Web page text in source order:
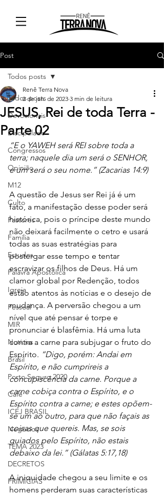
Post
Todos posts
Devocionais
Discipulado
Congressos
Opinião
M12
Culto
Pastores
Família
Estudos
Palavra Apostólica
Igreja
Pessoal
MIR
Notícias
Brasil
Porto Seguro 2020
Café
ICEJ BRASIL
Negócios
TEMA 2023
DECRETOS
PRIMÍCIAS
Todos posts
JESUS, Rei de toda Terra -
Parte 02
Renê Terra Nova
2 de jan. de 2023 3 min de leitura
“E o YAWEH será REI sobre toda a
terra; naquele dia um será o SENHOR,
e um será o seu nome.” (Zacarias 14:9)
A questão de Jesus ser Rei já é um
fato, a manifestação desse poder será
histórica, pois o príncipe deste mundo
não deixará facilmente o cetro e usará
todas as suas estratégias para
postergar esse tempo e tentar
escravizar os filhos de Deus. Há um
clamor global por Redenção, todos
estão atentos às notícias e o desejo de
mudança. A perversão chegou a um
nível que até pensar é torpe e
pronunciar é blasfêmia. Há uma luta
contra a carne para subjugar o fruto do
Espírito. “Digo, porém: Andai em
Espírito, e não cumprireis a
concupiscência da carne. Porque a
carne cobiça contra o Espírito, e o
Espírito contra a carne; e estes opõem-
se um ao outro, para que não façais as
coisas que quereis. Mas, se sois
guiados pelo Espírito, não estais
debaixo da lei.” (Gálatas 5:17,18)
A iniquidade chegou a seu limite e os
homens perderam suas características